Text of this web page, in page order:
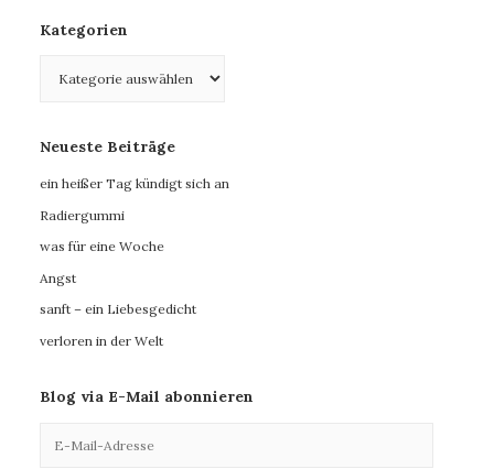
Kategorien
Neueste Beiträge
ein heißer Tag kündigt sich an
Radiergummi
was für eine Woche
Angst
sanft – ein Liebesgedicht
verloren in der Welt
Blog via E-Mail abonnieren
Mail-